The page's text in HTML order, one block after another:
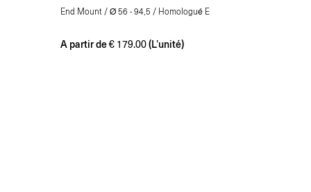
End Mount / Ø 56 - 94,5 / Homologué E
A partir de € 179.00 (L’unité)